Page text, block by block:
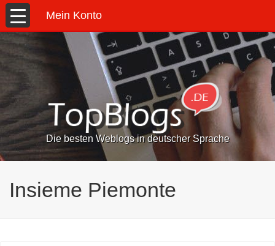
Mein Konto
Die besten Weblogs in deutscher Sprache
Insieme Piemonte